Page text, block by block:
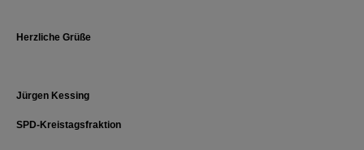
Herzliche Grüße
Jürgen Kessing
SPD-Kreistagsfraktion